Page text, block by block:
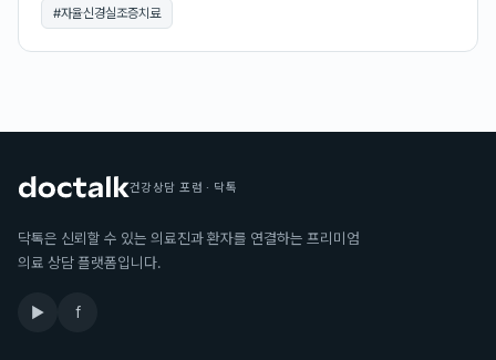
#자율신경실조증치료
건강상담 포럼 · 닥톡
닥톡은 신뢰할 수 있는 의료진과 환자를 연결하는 프리미엄
의료 상담 플랫폼입니다.
▶ f